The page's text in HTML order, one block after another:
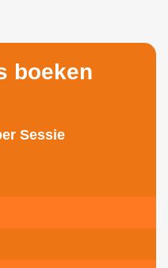
boeken
Sessie